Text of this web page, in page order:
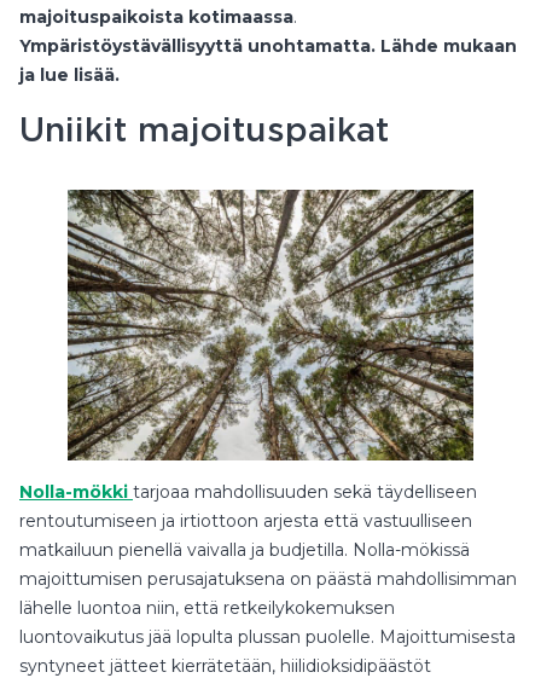
majoituspaikoista kotimaassa.
Ympäristöystävällisyyttä unohtamatta. Lähde mukaan
ja lue lisää.
Uniikit majoituspaikat
Nolla-mökki tarjoaa mahdollisuuden sekä täydelliseen
rentoutumiseen ja irtiottoon arjesta että vastuulliseen
matkailuun pienellä vaivalla ja budjetilla. Nolla-mökissä
majoittumisen perusajatuksena on päästä mahdollisimman
lähelle luontoa niin, että retkeilykokemuksen
luontovaikutus jää lopulta plussan puolelle. Majoittumisesta
syntyneet jätteet kierrätetään, hiilidioksidipäästöt